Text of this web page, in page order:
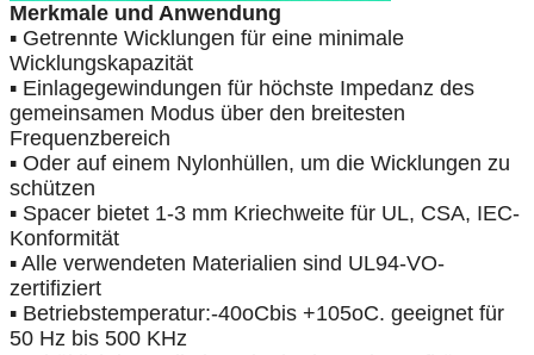
Merkmale und Anwendung
▪ Getrennte Wicklungen für eine minimale
Wicklungskapazität
▪ Einlagegewindungen für höchste Impedanz des
gemeinsamen Modus über den breitesten
Frequenzbereich
▪ Oder auf einem Nylonhüllen, um die Wicklungen zu
schützen
▪ Spacer bietet 1-3 mm Kriechweite für UL, CSA, IEC-
Konformität
▪ Alle verwendeten Materialien sind UL94-VO-
zertifiziert
▪ Betriebstemperatur:-40oCbis +105oC. geeignet für
50 Hz bis 500 KHz